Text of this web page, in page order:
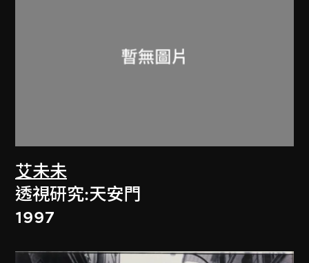
艾未未
透視研究:天安門
1997